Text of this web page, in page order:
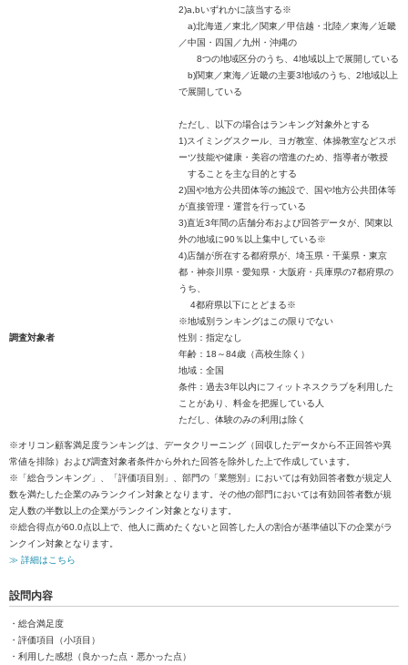
2)a,bいずれかに該当する※
a)北海道／東北／関東／甲信越・北陸／東海／近畿
／中国・四国／九州・沖縄の
8つの地域区分のうち、4地域以上で展開している
b)関東／東海／近畿の主要3地域のうち、2地域以上
で展開している
ただし、以下の場合はランキング対象外とする
1)スイミングスクール、ヨガ教室、体操教室などスポ
ーツ技能や健康・美容の増進のため、指導者が教授
することを主な目的とする
2)国や地方公共団体等の施設で、国や地方公共団体等
が直接管理・運営を行っている
3)直近3年間の店舗分布および回答データが、関東以
外の地域に90％以上集中している※
4)店舗が所在する都府県が、埼玉県・千葉県・東京
都・神奈川県・愛知県・大阪府・兵庫県の7都府県の
うち、
4都府県以下にとどまる※
※地域別ランキングはこの限りでない
調査対象者
性別：指定なし
年齢：18～84歳（高校生除く）
地域：全国
条件：過去3年以内にフィットネスクラブを利用した
ことがあり、料金を把握している人
ただし、体験のみの利用は除く
※オリコン顧客満足度ランキングは、データクリーニング（回収したデータから不正回答や異
常値を排除）および調査対象者条件から外れた回答を除外した上で作成しています。
※「総合ランキング」、「評価項目別」、部門の「業態別」においては有効回答者数が規定人
数を満たした企業のみランクイン対象となります。その他の部門においては有効回答者数が規
定人数の半数以上の企業がランクイン対象となります。
※総合得点が60.0点以上で、他人に薦めたくないと回答した人の割合が基準値以下の企業がラ
ンクイン対象となります。
≫ 詳細はこちら
設問内容
・総合満足度
・評価項目（小項目）
・利用した感想（良かった点・悪かった点）